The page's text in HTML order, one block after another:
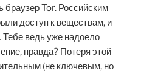
браузер Tor. Российским
доступ к веществам, и
ведь уже надоело
правда? Потеря этой
(не ключевым, но